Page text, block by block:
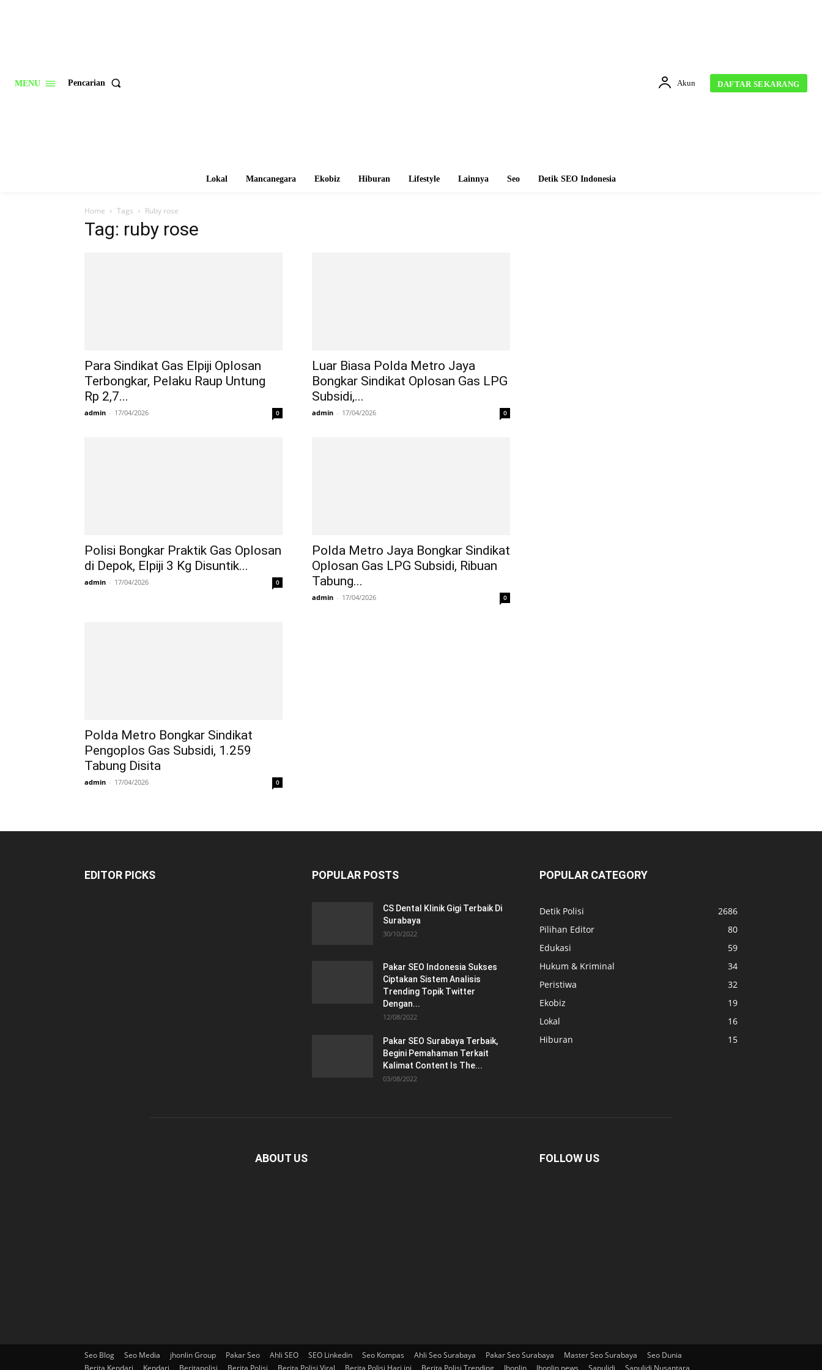
MENU Pencarian Akun DAFTAR SEKARANG
Lokal Mancanegara Ekobiz Hiburan Lifestyle Lainnya Seo Detik SEO Indonesia
Home Tags Ruby rose
Tag: ruby rose
Para Sindikat Gas Elpiji Oplosan
Terbongkar, Pelaku Raup Untung
Rp 2,7...
admin - 17/04/2026 0
Luar Biasa Polda Metro Jaya
Bongkar Sindikat Oplosan Gas LPG
Subsidi,...
admin - 17/04/2026 0
Polisi Bongkar Praktik Gas Oplosan
di Depok, Elpiji 3 Kg Disuntik...
admin - 17/04/2026 0
Polda Metro Jaya Bongkar Sindikat
Oplosan Gas LPG Subsidi, Ribuan
Tabung...
admin - 17/04/2026 0
Polda Metro Bongkar Sindikat
Pengoplos Gas Subsidi, 1.259
Tabung Disita
admin - 17/04/2026 0
EDITOR PICKS POPULAR POSTS
CS Dental Klinik Gigi Terbaik Di
Surabaya
30/10/2022
Pakar SEO Indonesia Sukses
Ciptakan Sistem Analisis
Trending Topik Twitter
Dengan...
12/08/2022
Pakar SEO Surabaya Terbaik,
Begini Pemahaman Terkait
Kalimat Content Is The...
03/08/2022
POPULAR CATEGORY
Detik Polisi
2686
Pilihan Editor
80
Edukasi
59
Hukum & Kriminal
34
Peristiwa
32
Ekobiz
19
Lokal
16
Hiburan
15
ABOUT US FOLLOW US
Seo Blog Seo Media jhonlin Group Pakar Seo Ahli SEO SEO Linkedin Seo Kompas Ahli Seo Surabaya Pakar Seo Surabaya Master Seo Surabaya
Seo Dunia
Berita Kendari
Kendari Beritapolisi Berita Polisi Berita Polisi Viral Berita Polisi Hari ini Berita Polisi Trending Jhonlin Jhonlin news Sapulidi Sapulidi Nusantara